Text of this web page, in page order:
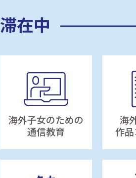
滞在中
海外子女のための
通信教育
海
作